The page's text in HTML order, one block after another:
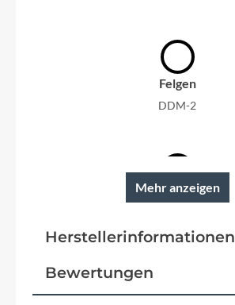
Felgen
DDM-2
Reifen
Mehr anzeigen
Herstellerinformationen
Bewertungen